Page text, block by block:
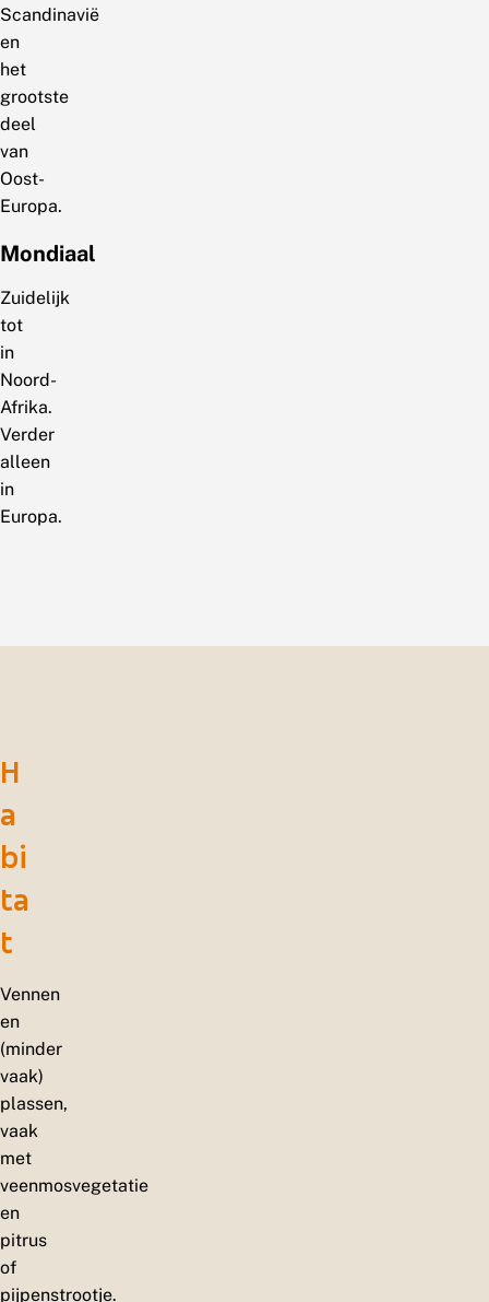
Scandinavië
en
het
grootste
deel
van
Oost-
Europa.
Mondiaal
Zuidelijk
tot
in
Noord-
Afrika.
Verder
alleen
in
Europa.
H
a
bi
ta
t
Vennen
en
(minder
vaak)
plassen,
vaak
met
veenmosvegetatie
en
pitrus
of
pijpenstrootje.